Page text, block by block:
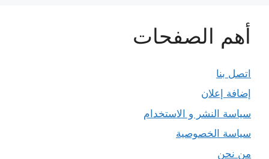
أهم الصفحات
اتصل بنا
إضافة إعلان
سياسة النشر و الاستخدام
سياسة الخصوصية
من نحن